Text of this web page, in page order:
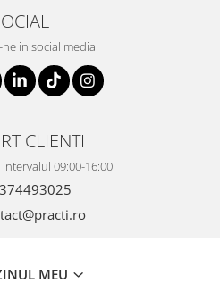
in social media
CLIENTI
09:00-16:00
MEU